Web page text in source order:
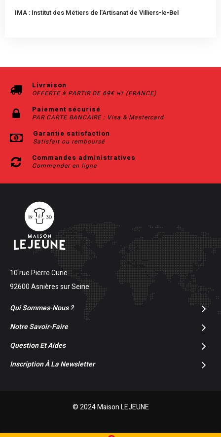
IMA : Institut des Métiers de l'Artisanat de Villiers-le-Bel
Livraison
OFFERTE à PARTIR DE 69€ HT(FRANCE)
Paiement sécurisé
PAR CARTE BANCAIRE : Visa & Mastercard
Garantie satisfaction
Satisfait ou remboursé
Commandes administratives
Commander en ligne
10 rue Pierre Curie
92600 Asnières sur Seine
Qui Sommes-Nous ?
Notre Savoir-Faire
Question Et Aides
Inscription À La Newsletter
© 2024 Maison LEJEUNE